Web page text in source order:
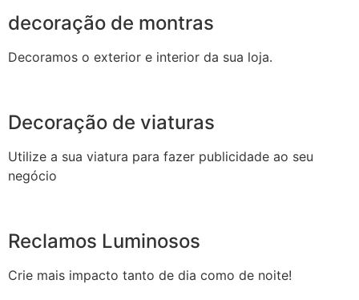
decoração de montras
Decoramos o exterior e interior da sua loja.
Decoração de viaturas
Utilize a sua viatura para fazer publicidade ao seu
negócio
Reclamos Luminosos
Crie mais impacto tanto de dia como de noite!